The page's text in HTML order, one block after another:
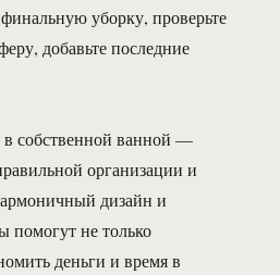
уборку, проверьте
добавьте последние
в собственной ванной —
организации и
дизайн и
помогут не только
деньги и время в